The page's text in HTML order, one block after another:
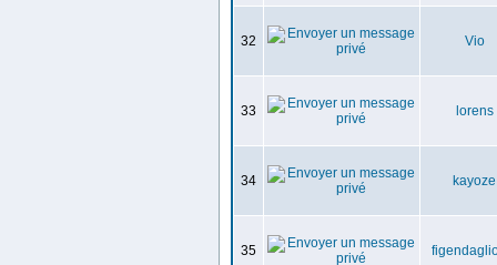
32 Vio
33 lorens
34 kayoze
35